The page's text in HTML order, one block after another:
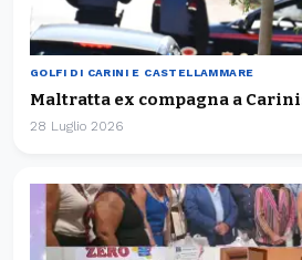
GOLFI DI CARINI E CASTELLAMMARE
Maltratta ex compagna a
28 Luglio 2026